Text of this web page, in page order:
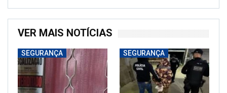
VER MAIS NOTÍCIAS
SEGURANÇA SEGURANÇA